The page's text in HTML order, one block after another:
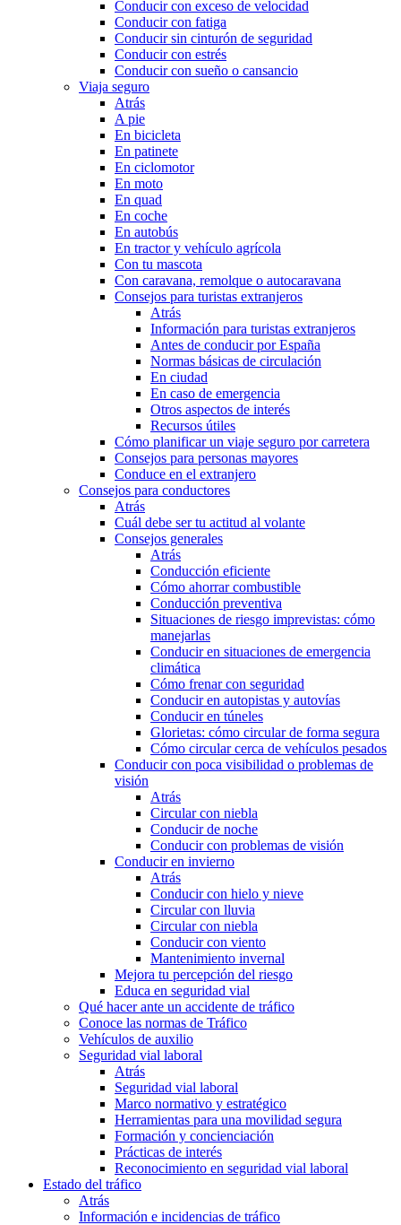
Conducir con exceso de velocidad
Conducir con fatiga
Conducir sin cinturón de seguridad
Conducir con estrés
Conducir con sueño o cansancio
Viaja seguro
Atrás
A pie
En bicicleta
En patinete
En ciclomotor
En moto
En quad
En coche
En autobús
En tractor y vehículo agrícola
Con tu mascota
Con caravana, remolque o autocaravana
Consejos para turistas extranjeros
Atrás
Información para turistas extranjeros
Antes de conducir por España
Normas básicas de circulación
En ciudad
En caso de emergencia
Otros aspectos de interés
Recursos útiles
Cómo planificar un viaje seguro por carretera
Consejos para personas mayores
Conduce en el extranjero
Consejos para conductores
Atrás
Cuál debe ser tu actitud al volante
Consejos generales
Atrás
Conducción eficiente
Cómo ahorrar combustible
Conducción preventiva
Situaciones de riesgo imprevistas: cómo
manejarlas
Conducir en situaciones de emergencia
climática
Cómo frenar con seguridad
Conducir en autopistas y autovías
Conducir en túneles
Glorietas: cómo circular de forma segura
Cómo circular cerca de vehículos pesados
Conducir con poca visibilidad o problemas de
visión
Atrás
Circular con niebla
Conducir de noche
Conducir con problemas de visión
Conducir en invierno
Atrás
Conducir con hielo y nieve
Circular con lluvia
Circular con niebla
Conducir con viento
Mantenimiento invernal
Mejora tu percepción del riesgo
Educa en seguridad vial
Qué hacer ante un accidente de tráfico
Conoce las normas de Tráfico
Vehículos de auxilio
Seguridad vial laboral
Atrás
Seguridad vial laboral
Marco normativo y estratégico
Herramientas para una movilidad segura
Formación y concienciación
Prácticas de interés
Reconocimiento en seguridad vial laboral
Estado del tráfico
Atrás
Información e incidencias de tráfico